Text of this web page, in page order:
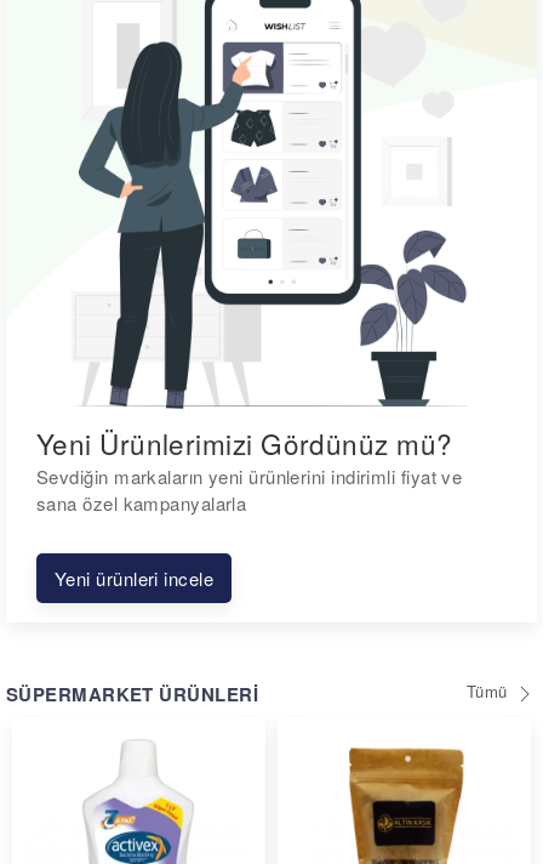
Yeni Ürünlerimizi Gördünüz mü?
Sevdiğin markaların yeni ürünlerini indirimli fiyat ve
sana özel kampanyalarla
Yeni ürünleri incele
SÜPERMARKET ÜRÜNLERİ Tümü